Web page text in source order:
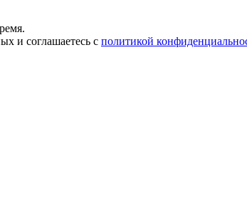
и соглашаетесь с политикой